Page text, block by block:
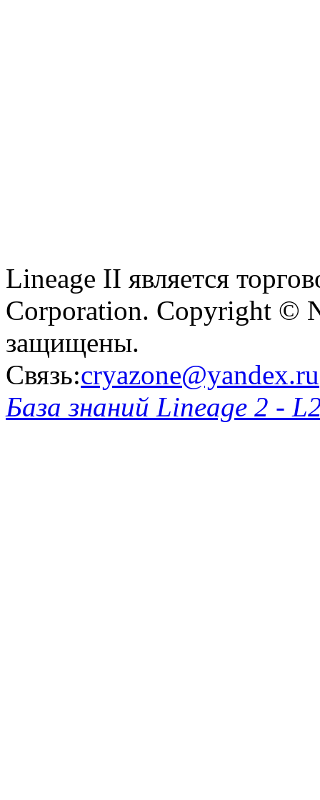
Lineage II является
Corporation. Copyright ©
защищены.
Связь:cryazone@yandex.ru
База знаний Lineage 2 -